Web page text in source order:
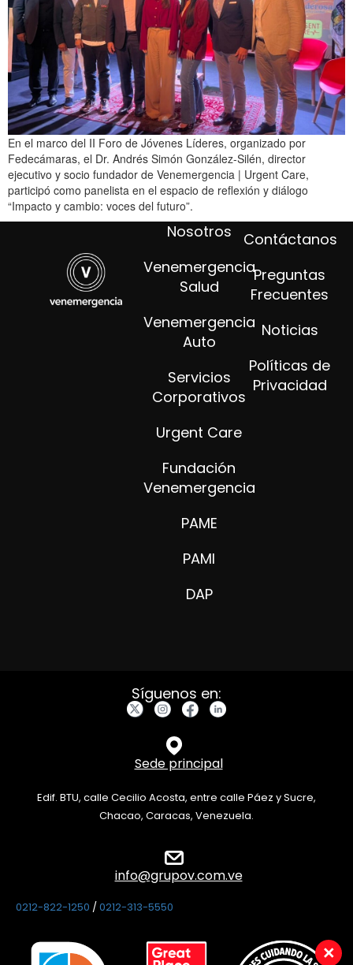
En el marco del II Foro de Jóvenes Líderes, organizado por
Fedecámaras, el Dr. Andrés Simón González-Silén, director
ejecutivo y socio fundador de Venemergencia | Urgent Care,
participó como panelista en el espacio de reflexión y diálogo
“Impacto y cambio: voces del futuro”.
Nosotros
Venemergencia
Salud
Venemergencia
Auto
Servicios
Corporativos
Urgent Care
Fundación
Venemergencia
PAME
PAMI
DAP
Contáctanos
Preguntas
Frecuentes
Noticias
Políticas de
Privacidad
Síguenos en:
Sede principal
Edif. BTU, calle Cecilio Acosta, entre calle Páez y Sucre,
Chacao, Caracas, Venezuela.
info@grupov.com.ve
0212-822-1250 /0212-313-5550
×